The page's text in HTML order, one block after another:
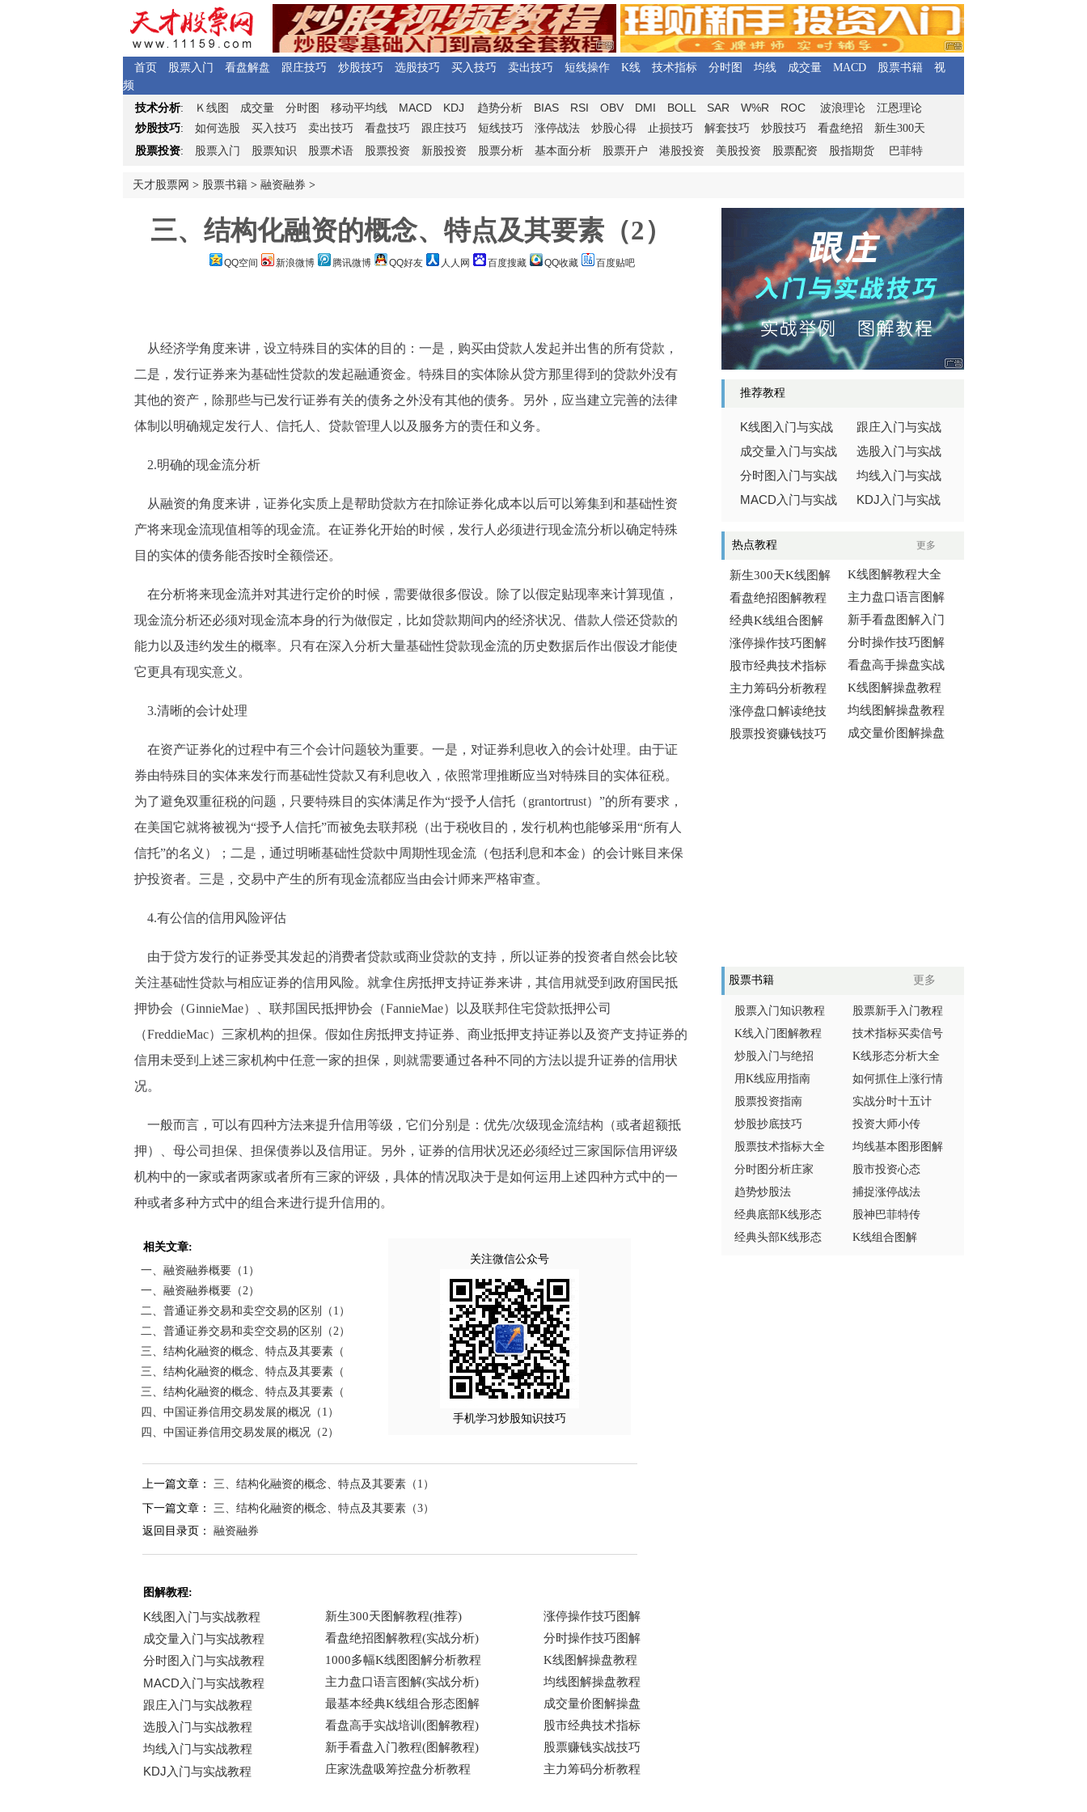
首页 股票入门 看盘解盘 跟庄技巧 炒股技巧 选股技巧 买入技巧 卖出技巧 短线操作 K线 技术指标 分时图 均线 成交量 MACD 股票书籍
视
频
技术分析: Ｋ 线图 成交量 分时图 移动平均线 MACD KDJ 趋势分析 BIAS RSI OBV DMI BOLL SAR W%R ROC 波浪理论
江恩理论
炒股技巧: 如何选股 买入技巧 卖出技巧 看盘技巧 跟庄技巧 短线技巧 涨停战法 炒股心得 止损技巧 解套技巧 炒股技巧 看盘绝招
新生300天
股票投资: 股票入门 股票知识 股票术语 股票投资 新股投资 股票分析 基本面分析 股票开户 港股投资 美股投资 股票配资 股指期货 巴菲特
天才股票网 > 股票书籍 > 融资融券 >
三、结构化融资的概念、特点及其要素（2）
QQ空间 新浪微博 腾讯微博 QQ好友 人人网 百度搜藏 QQ收藏 百度贴吧
从经济学角度来讲，设立特殊目的实体的目的：一是，购买由贷款人发起并出售的所有贷款，
二是，发行证券来为基础性贷款的发起融通资金。特殊目的实体除从贷方那里得到的贷款外没有
其他的资产，除那些与已发行证券有关的债务之外没有其他的债务。另外，应当建立完善的法律
体制以明确规定发行人、信托人、贷款管理人以及服务方的责任和义务。
2.明确的现金流分析
从融资的角度来讲，证券化实质上是帮助贷款方在扣除证券化成本以后可以筹集到和基础性资
产将来现金流现值相等的现金流。在证券化开始的时候，发行人必须进行现金流分析以确定特殊
目的实体的债务能否按时全额偿还。
在分析将来现金流并对其进行定价的时候，需要做很多假设。除了以假定贴现率来计算现值，
现金流分析还必须对现金流本身的行为做假定，比如贷款期间内的经济状况、借款人偿还贷款的
能力以及违约发生的概率。只有在深入分析大量基础性贷款现金流的历史数据后作出假设才能使
它更具有现实意义。
3.清晰的会计处理
在资产证券化的过程中有三个会计问题较为重要。一是，对证券利息收入的会计处理。由于证
券由特殊目的实体来发行而基础性贷款又有利息收入，依照常理推断应当对特殊目的实体征税。
为了避免双重征税的问题，只要特殊目的实体满足作为“授予人信托（grantortrust）”的所有要求，
在美国它就将被视为“授予人信托”而被免去联邦税（出于税收目的，发行机构也能够采用“所有人
信托”的名义）；二是，通过明晰基础性贷款中周期性现金流（包括利息和本金）的会计账目来保
护投资者。三是，交易中产生的所有现金流都应当由会计师来严格审查。
4.有公信的信用风险评估
由于贷方发行的证券受其发起的消费者贷款或商业贷款的支持，所以证券的投资者自然会比较
关注基础性贷款与相应证券的信用风险。就拿住房抵押支持证券来讲，其信用就受到政府国民抵
押协会（GinnieMae）、联邦国民抵押协会（FannieMae）以及联邦住宅贷款抵押公司
（FreddieMac）三家机构的担保。假如住房抵押支持证券、商业抵押支持证券以及资产支持证券的
信用未受到上述三家机构中任意一家的担保，则就需要通过各种不同的方法以提升证券的信用状
况。
一般而言，可以有四种方法来提升信用等级，它们分别是：优先/次级现金流结构（或者超额抵
押）、母公司担保、担保债券以及信用证。另外，证券的信用状况还必须经过三家国际信用评级
机构中的一家或者两家或者所有三家的评级，具体的情况取决于是如何运用上述四种方式中的一
种或者多种方式中的组合来进行提升信用的。
相关文章:
一、融资融券概要（1）
一、融资融券概要（2）
二、普通证券交易和卖空交易的区别（1）
二、普通证券交易和卖空交易的区别（2）
三、结构化融资的概念、特点及其要素（
三、结构化融资的概念、特点及其要素（
三、结构化融资的概念、特点及其要素（
四、中国证券信用交易发展的概况（1）
四、中国证券信用交易发展的概况（2）
关注微信公众号
手机学习炒股知识技巧
上一篇文章： 三、结构化融资的概念、特点及其要素（1）
下一篇文章： 三、结构化融资的概念、特点及其要素（3）
返回目录页： 融资融券
图解教程:
推荐教程
K线图入门与实战
成交量入门与实战
分时图入门与实战
MACD 入门与实战
跟庄入门与实战
选股入门与实战
均线入门与实战
KDJ 入门与实战
热点教程 更多
新生300天K线图解
看盘绝招图解教程
经典K线组合图解
涨停操作技巧图解
股市经典技术指标
主力筹码分析教程
涨停盘口解读绝技
股票投资赚钱技巧
K线图解教程大全
主力盘口语言图解
新手看盘图解入门
分时操作技巧图解
看盘高手操盘实战
K线图解操盘教程
均线图解操盘教程
成交量价图解操盘
股票书籍 更多
股票入门知识教程
K线入门图解教程
炒股入门与绝招
用K线应用指南
股票投资指南
炒股抄底技巧
股票技术指标大全
分时图分析庄家
趋势炒股法
经典底部K线形态
经典头部K线形态
股票新手入门教程
技术指标买卖信号
K线形态分析大全
如何抓住上涨行情
实战分时十五计
投资大师小传
均线基本图形图解
股市投资心态
捕捉涨停战法
股神巴菲特传
K线组合图解